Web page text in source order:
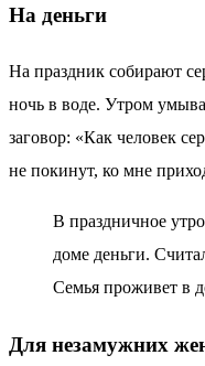
На деньги
На праздник собирают
ночь в воде. Утром
заговор: «Как человек
не покинут, ко мне
В праздничное
доме деньги.
Семья проживет в
Для незамужних